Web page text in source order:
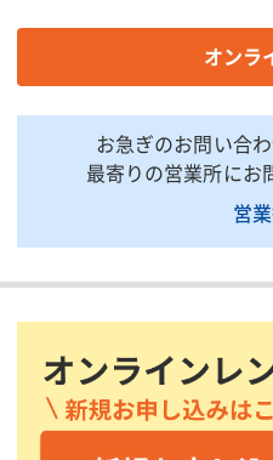
オンラ
お急ぎのお問い合
最寄りの営業所にお
営